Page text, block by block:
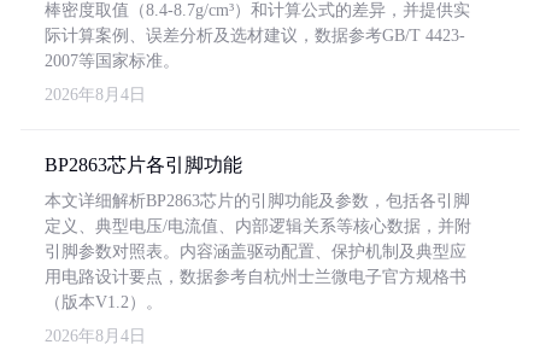
棒密度取值（8.4-8.7g/cm³）和计算公式的差异，并提供实
际计算案例、误差分析及选材建议，数据参考GB/T 4423-
2007等国家标准。
2026年8月4日
BP2863芯片各引脚功能
本文详细解析BP2863芯片的引脚功能及参数，包括各引脚
定义、典型电压/电流值、内部逻辑关系等核心数据，并附
引脚参数对照表。内容涵盖驱动配置、保护机制及典型应
用电路设计要点，数据参考自杭州士兰微电子官方规格书
（版本V1.2）。
2026年8月4日